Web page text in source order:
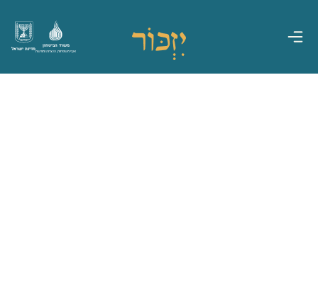
מדינת ישראל
משרד הביטחון
אגף משפחות, הנצחה ומורשת